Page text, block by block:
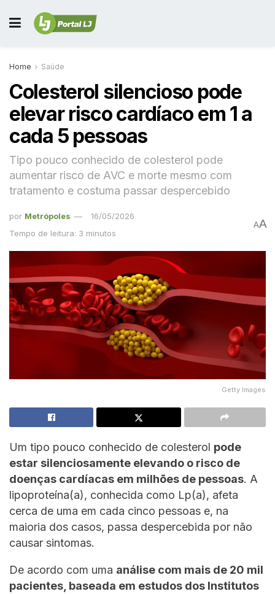
Home Saúde
Colesterol silencioso pode
elevar risco cardíaco em 1 a
cada 5 pessoas
Tipo pouco conhecido de colesterol pode
aumentar risco de AVC e morte mesmo com
tratamento e costuma passar despercebido
por Metrópoles
16/05/2026
Tempo de leitura: 3 minutos
AA
Getty Images
Um tipo pouco conhecido de colesterol pode
estar silenciosamente elevando o risco de
doenças cardíacas em milhões de pessoas. A
lipoproteína(a), conhecida como Lp(a), afeta
cerca de uma em cada cinco pessoas e, na
maioria dos casos, passa despercebida por não
causar sintomas.
De acordo com uma análise com mais de 20 mil
pacientes, baseada em estudos dos Institutos